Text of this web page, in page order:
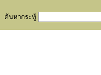
ค้นหากระทู้